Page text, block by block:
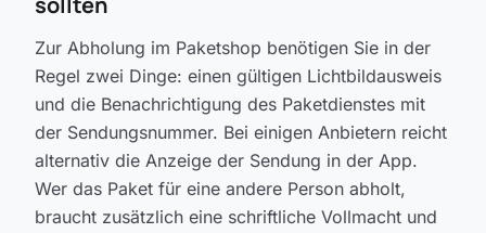
Zur Abholung im Paketshop benötigen Sie in der
Regel zwei Dinge: einen gültigen Lichtbildausweis
und die Benachrichtigung des Paketdienstes mit
der Sendungsnummer. Bei einigen Anbietern reicht
alternativ die Anzeige der Sendung in der App.
Wer das Paket für eine andere Person abholt,
braucht zusätzlich eine schriftliche Vollmacht und